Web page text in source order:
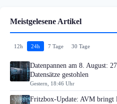
Meistgelesene Artikel
12h 24h 7 Tage 30 Tage
Datenpannen am 8. August:
Datensätze gestohlen
Gestern, 18:46 Uhr
Fritzbox-Update: AVM